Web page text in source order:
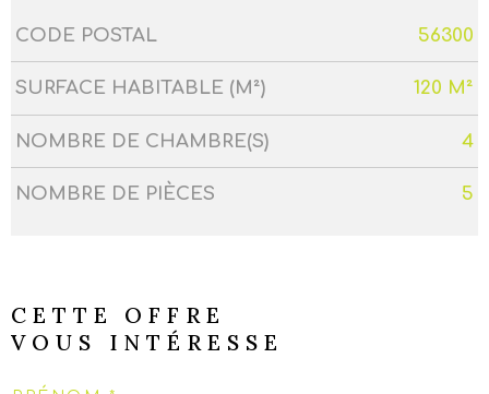
Caractérisque Valeurs
CODE POSTAL 56300
SURFACE HABITABLE (M²) 120 M²
NOMBRE DE CHAMBRE(S) 4
NOMBRE DE PIÈCES 5
CETTE OFFRE
VOUS INTÉRESSE